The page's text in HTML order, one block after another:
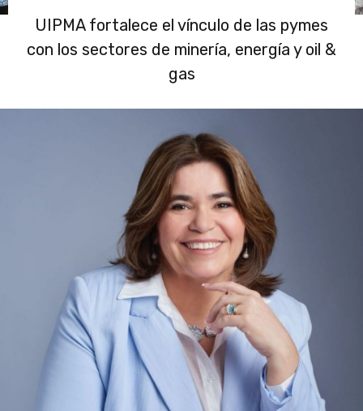
UIPMA fortalece el vínculo de las pymes
con los sectores de minería, energía y oil &
gas